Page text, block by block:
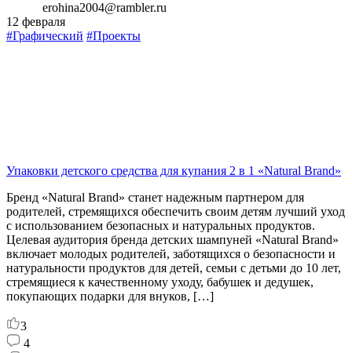
erohina2004@rambler.ru
12 февраля
#Графический #Проекты
Упаковки детского средства для купания 2 в 1 «Natural Brand»
Бренд «Natural Brand» станет надежным партнером для
родителей, стремящихся обеспечить своим детям лучший уход
с использованием безопасных и натуральных продуктов.
Целевая аудитория бренда детских шампуней «Natural Brand»
включает молодых родителей, заботящихся о безопасности и
натуральности продуктов для детей, семьи с детьми до 10 лет,
стремящиеся к качественному уходу, бабушек и дедушек,
покупающих подарки для внуков, […]
3
4